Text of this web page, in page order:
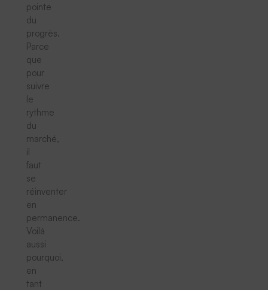
pointe
du
progrès.
Parce
que
pour
suivre
le
rythme
du
marché,
il
faut
se
réinventer
en
permanence.
Voilà
aussi
pourquoi,
en
tant